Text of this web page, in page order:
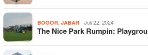
BOGOR, JABAR Juli 22, 2024
The Nice Park Rumpin: